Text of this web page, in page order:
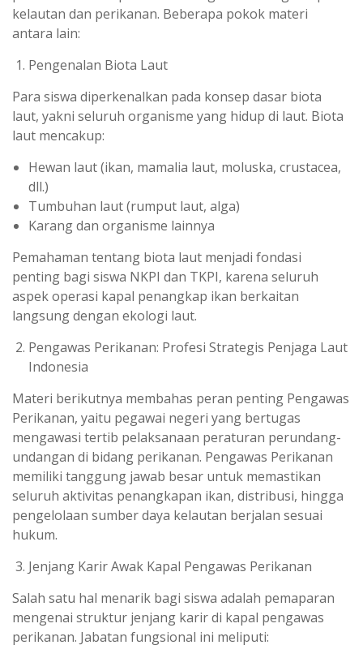
kelautan dan perikanan. Beberapa pokok materi
antara lain:
Pengenalan Biota Laut
Para siswa diperkenalkan pada konsep dasar biota
laut, yakni seluruh organisme yang hidup di laut. Biota
laut mencakup:
Hewan laut (ikan, mamalia laut, moluska, crustacea,
dll.)
Tumbuhan laut (rumput laut, alga)
Karang dan organisme lainnya
Pemahaman tentang biota laut menjadi fondasi
penting bagi siswa NKPI dan TKPI, karena seluruh
aspek operasi kapal penangkap ikan berkaitan
langsung dengan ekologi laut.
Pengawas Perikanan: Profesi Strategis Penjaga Laut
Indonesia
Materi berikutnya membahas peran penting Pengawas
Perikanan, yaitu pegawai negeri yang bertugas
mengawasi tertib pelaksanaan peraturan perundang-
undangan di bidang perikanan. Pengawas Perikanan
memiliki tanggung jawab besar untuk memastikan
seluruh aktivitas penangkapan ikan, distribusi, hingga
pengelolaan sumber daya kelautan berjalan sesuai
hukum.
Jenjang Karir Awak Kapal Pengawas Perikanan
Salah satu hal menarik bagi siswa adalah pemaparan
mengenai struktur jenjang karir di kapal pengawas
perikanan. Jabatan fungsional ini meliputi: